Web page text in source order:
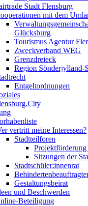
Stadt Flensburg
mit dem
Glücksburg
Tourismus Agentur
Zweckverband WEG
Grenzdreieck
Region Sönderjylland-
Entgeltordnungen
vertritt meine Interessen?
Stadtteilforen
Sitzungen der
Stadtschüler:innenrat
Gestaltungsbeirat
und Beschwerden
Beteiligung